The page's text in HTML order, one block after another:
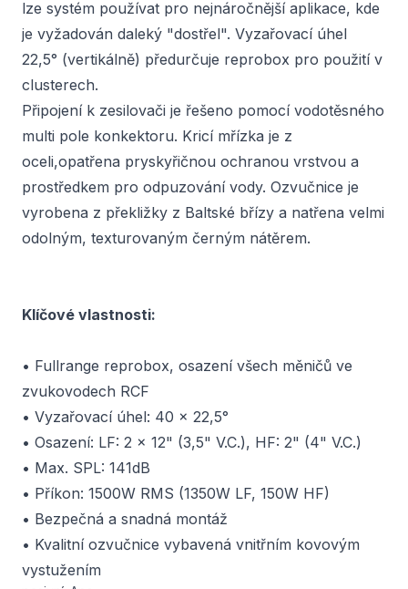
lze systém používat pro nejnáročnější aplikace, kde
je vyžadován daleký "dostřel". Vyzařovací úhel
22,5° (vertikálně) předurčuje reprobox pro použití v
clusterech.
Připojení k zesilovači je řešeno pomocí vodotěsného
multi pole konkektoru. Kricí mřízka je z
oceli,opatřena pryskyřičnou ochranou vrstvou a
prostředkem pro odpuzování vody. Ozvučnice je
vyrobena z překližky z Baltské břízy a natřena velmi
odolným, texturovaným černým nátěrem.
Klíčové vlastnosti:
• Fullrange reprobox, osazení všech měničů ve
zvukovodech RCF
• Vyzařovací úhel: 40 x 22,5°
• Osazení: LF: 2 x 12" (3,5" V.C.), HF: 2" (4" V.C.)
• Max. SPL: 141dB
• Příkon: 1500W RMS (1350W LF, 150W HF)
• Bezpečná a snadná montáž
• Kvalitní ozvučnice vybavená vnitřním kovovým
vystužením